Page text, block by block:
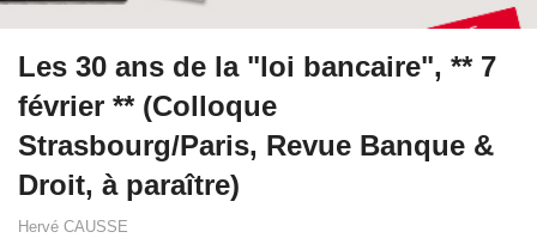
Les 30 ans de la "loi bancaire", ** 7
février ** (Colloque
Strasbourg/Paris, Revue Banque &
Droit, à paraître)
Hervé CAUSSE